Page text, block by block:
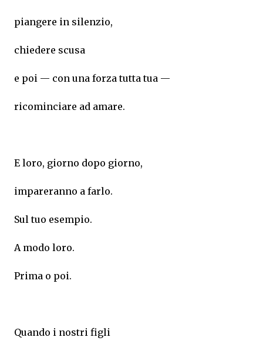
piangere in silenzio,
chiedere scusa
e poi — con una forza tutta tua —
ricominciare ad amare.
E loro, giorno dopo giorno,
impareranno a farlo.
Sul tuo esempio.
A modo loro.
Prima o poi.
Quando i nostri figli